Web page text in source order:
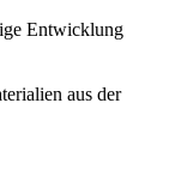
Entwicklung
aus der